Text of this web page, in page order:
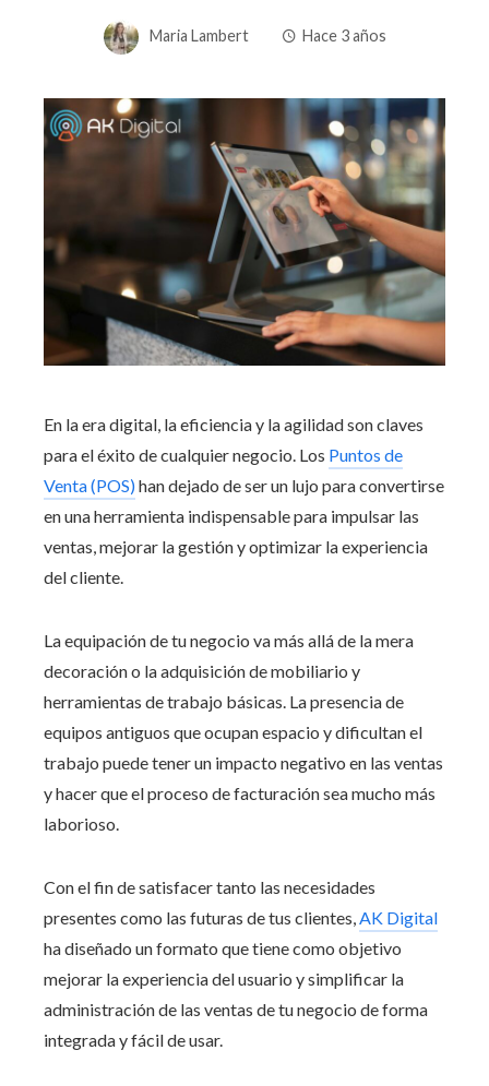
Maria Lambert Hace 3 años
En la era digital, la eficiencia y la agilidad son claves
para el éxito de cualquier negocio. Los Puntos de
Venta (POS)han dejado de ser un lujo para convertirse
en una herramienta indispensable para impulsar las
ventas, mejorar la gestión y optimizar la experiencia
del cliente.
La equipación de tu negocio va más allá de la mera
decoración o la adquisición de mobiliario y
herramientas de trabajo básicas. La presencia de
equipos antiguos que ocupan espacio y dificultan el
trabajo puede tener un impacto negativo en las ventas
y hacer que el proceso de facturación sea mucho más
laborioso.
Con el fin de satisfacer tanto las necesidades
presentes como las futuras de tus clientes,AK Digital
ha diseñado un formato que tiene como objetivo
mejorar la experiencia del usuario y simplificar la
administración de las ventas de tu negocio de forma
integrada y fácil de usar.